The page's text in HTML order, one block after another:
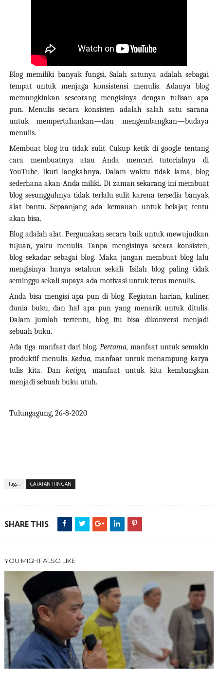
Blog memiliki banyak fungsi. Salah satunya adalah sebagai
tempat untuk menjaga konsistensi menulis. Adanya blog
memungkinkan seseorang mengisinya dengan tulisan apa
pun. Menulis secara konsisten adalah salah satu sarana
untuk mempertahankan—dan mengembangkan—budaya
menulis.
Membuat blog itu tidak sulit. Cukup ketik di google tentang
cara membuatnya atau Anda mencari tutorialnya di
YouTube. Ikuti langkahnya. Dalam waktu tidak lama, blog
sederhana akan Anda miliki. Di zaman sekarang ini membuat
blog sesungguhnya tidak terlalu sulit karena tersedia banyak
alat bantu. Sepaanjang ada kemauan untuk belajar, tentu
akan bisa.
Blog adalah alat. Pergunakan secara baik untuk mewujudkan
tujuan, yaitu menulis. Tanpa mengisinya secara konsisten,
blog sekadar sebagai blog. Maka jangan membuat blog lalu
mengisinya hanya setahun sekali. Isilah blog paling tidak
seminggu sekali supaya ada motivasi untuk terus menulis.
Anda bisa mengisi apa pun di blog. Kegiatan harian, kuliner,
dunia buku, dan hal apa pun yang menarik untuk ditulis.
Dalam jumlah tertentu, blog itu bisa dikonversi menjadi
sebuah buku.
Ada tiga manfaat dari blog.Pertama,manfaat untuk semakin
produktif menulis.Kedua, manfaat untuk menampung karya
tulis kita. Danketiga, manfaat untuk kita kembangkan
menjadi sebuah buku utuh.
Tulungagung, 26-8-2020
Tags : CATATAN RINGAN
SHARE THIS
YOU MIGHT ALSO LIKE